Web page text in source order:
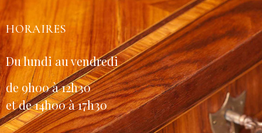
HORAIRES
Du lundi au vendredi
de 9h00 à 12h30
et de 14h00 à 17h30